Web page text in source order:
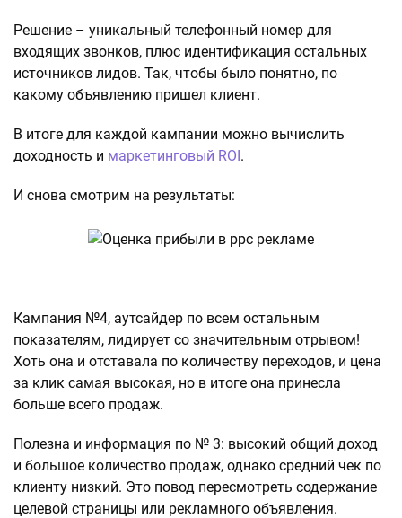
Решение – уникальный телефонный номер для
входящих звонков, плюс идентификация остальных
источников лидов. Так, чтобы было понятно, по
какому объявлению пришел клиент.
В итоге для каждой кампании можно вычислить
доходность и маркетинговый ROI.
И снова смотрим на результаты:
Кампания №4, аутсайдер по всем остальным
показателям, лидирует со значительным отрывом!
Хоть она и отставала по количеству переходов, и цена
за клик самая высокая, но в итоге она принесла
больше всего продаж.
Полезна и информация по № 3: высокий общий доход
и большое количество продаж, однако средний чек по
клиенту низкий. Это повод пересмотреть содержание
целевой страницы или рекламного объявления.